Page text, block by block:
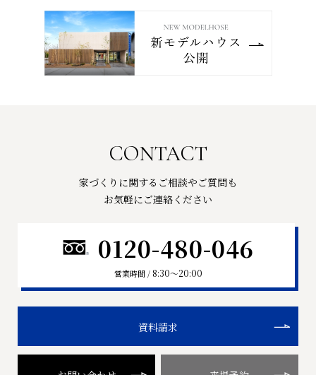
CONTACT
家づくりに関するご相談やご質問も
お気軽にご連絡ください
0120-480-046
営業時間 / 8:30〜20:00
資料請求